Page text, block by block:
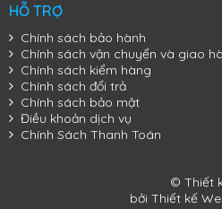
HỖ TRỢ
Chính sách bảo hành
Chính sách vận chuyển và giao
Chính sách kiểm hàng
Chính sách đổi trả
Chính sách bảo mật
Điều khoản dịch vụ
Chính Sách Thanh Toán
© Thiết
bởi Thiết kế